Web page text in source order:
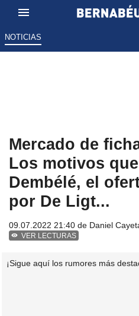
NOTICIAS
Mercado de
Los motivos
Dembélé, el
por De Ligt...
09.07.2022 21:40 de Daniel
VER LECTURAS
¡Sigue aquí los rumores más